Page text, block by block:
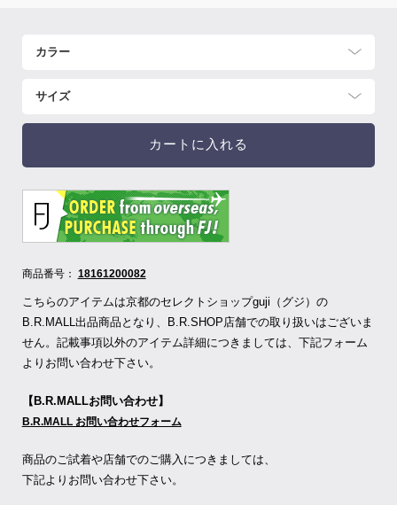
カートに入れる
商品番号： 18161200082
こちらのアイテムは京都のセレクトショップguji（グジ）の
B.R.MALL出品商品となり、B.R.SHOP店舗での取り扱いはございま
せん。記載事項以外のアイテム詳細につきましては、下記フォーム
よりお問い合わせ下さい。
【B.R.MALLお問い合わせ】
B.R.MALL お問い合わせフォーム
商品のご試着や店舗でのご購入につきましては、
下記よりお問い合わせ下さい。